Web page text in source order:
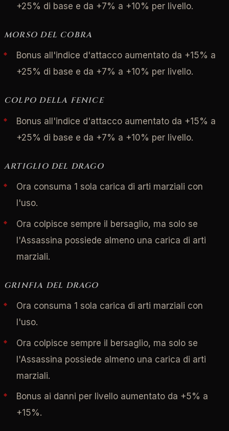
+25% di base e da +7% a +10% per livello.
MORSO DEL COBRA
Bonus all'indice d'attacco aumentato da +15% a
+25% di base e da +7% a +10% per livello.
COLPO DELLA FENICE
Bonus all'indice d'attacco aumentato da +15% a
+25% di base e da +7% a +10% per livello.
ARTIGLIO DEL DRAGO
Ora consuma 1 sola carica di arti marziali con
l'uso.
Ora colpisce sempre il bersaglio, ma solo se
l'Assassina possiede almeno una carica di arti
marziali.
GRINFIA DEL DRAGO
Ora consuma 1 sola carica di arti marziali con
l'uso.
Ora colpisce sempre il bersaglio, ma solo se
l'Assassina possiede almeno una carica di arti
marziali.
Bonus ai danni per livello aumentato da +5% a
+15%.